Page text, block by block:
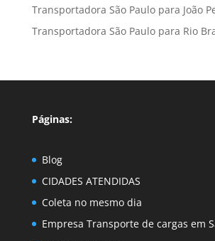
Transportadora São Paulo para João
Transportadora São Paulo para Rio
Páginas:
Blog
CIDADES ATENDIDAS
Coleta no mesmo dia
Empresa Transporte de cargas em